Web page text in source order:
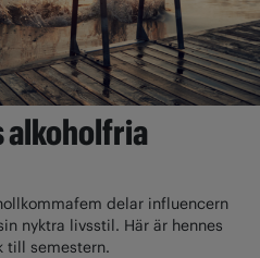
alkoholfria
delar influencern
nyktra livsstil. Här är hennes
till semestern.